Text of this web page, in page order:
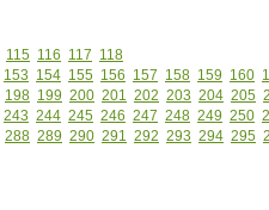
115 116 117 118
153 154 155 156 157 158 159 160
198 199 200 201 202 203 204 205
243 244 245 246 247 248 249 250
288 289 290 291 292 293 294 295